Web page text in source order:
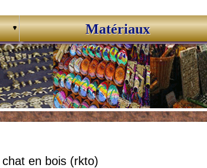
Matériaux
en bois (rkto)